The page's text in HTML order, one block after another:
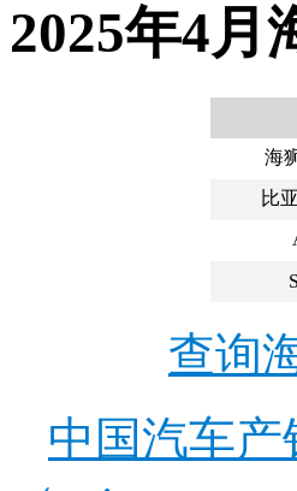
2025年4月
海
比
查询
中国汽车